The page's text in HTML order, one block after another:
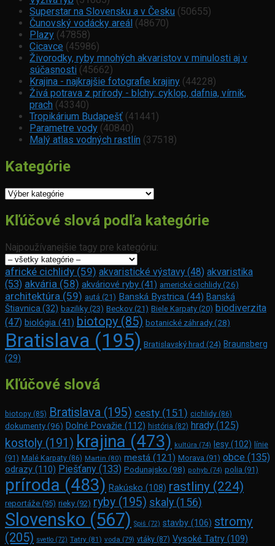
Superstar na Slovensku a v Česku (50655)
Čunovský vodácky areál (48670)
Plazy (47858)
Cicavce (45986)
Živorodky, ryby mnohých akvaristov v minulosti aj v
súčasnosti (45662)
Krajina - najkrajšie fotografie krajiny (44228)
Živá potrava z prírody - blchy: cyklop, dafnia, vírnik,
prach (43340)
Tropikárium Budapešť (41441)
Parametre vody (40840)
Malý atlas vodných rastlín (37518)
Kategórie
Kategórie
Kľúčové slová podľa kategórie
Najpoužívanejšie tagy pre kategóriu:
africké cichlidy (59) akvaristické výstavy (48) akvaristika
(53) akvária (58) akváriové ryby (41) americké cichlidy (26)
architektúra (59) autá (21) Banská Bystrica (44) Banská
Štiavnica (32) baziliky (23) Beckov (21) Biele Karpaty (20) biodiverzita
(47) biológia (41) biotopy (85) botanické záhrady(28)
Bratislava (195) Bratislavský hrad (24) Braunsberg
(29)
Kľúčové slová
biotopy (85) Bratislava (195) cesty (151) cichlidy (86)
dokumenty (96) Dolné Považie (112) história (82) hrady (125)
kostoly (191) krajina (473) kultúra (74) lesy(102) línie
(91) Malé Karpaty (86) Martin (80) mestá (121) Morava (91) obce (135)
odrazy (110) Piešťany (133) Podunajsko (98) pohyb (74) polia (91)
príroda (483) Rakúsko (108) rastliny (224)
reportáže (95) rieky (92) ryby (195) skaly (156)
Slovensko (567) Spiš (72) stavby (106) stromy
(205) svetlo (72) Tatry (81) voda (79) vtáky (87) Vysoké Tatry (109)